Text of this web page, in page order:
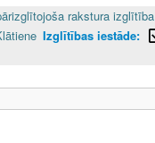
rakstura izglītība
Izglītības iestāde: